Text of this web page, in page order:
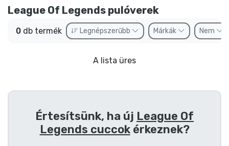
League Of Legends pulóverek
0 db termék Legnépszerűbb Márkák Nem
A lista üres
Értesítsünk, ha új League Of
Legends cuccokérkeznek?
Előrendelhető cuccok
Outlet cuccok
Sorozatos cuccok